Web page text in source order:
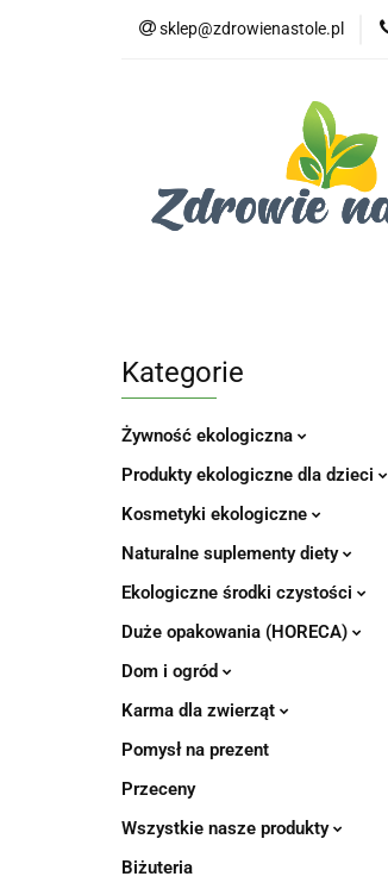
sklep@zdrowienastole.pl
Kategorie
Żywność ekologiczna
Produkty ekologiczne dla dzieci
Kosmetyki ekologiczne
Naturalne suplementy diety
Ekologiczne środki czystości
Duże opakowania (HORECA)
Dom i ogród
Karma dla zwierząt
Pomysł na prezent
Przeceny
Wszystkie nasze produkty
Biżuteria